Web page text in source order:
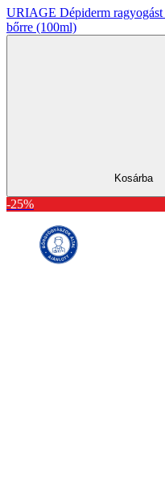
URIAGE Dépiderm
bőrre (100ml)
Kosárba
-25%